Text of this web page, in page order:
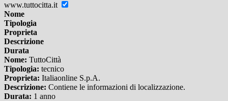
www.tuttocitta.it
Nome
Tipologia
Proprieta
Descrizione
Durata
Nome: TuttoCittà
Tipologia: tecnico
Proprieta: Italiaonline S.p.A.
Descrizione: Contiene le informazioni di localizzazione.
Durata: 1 anno